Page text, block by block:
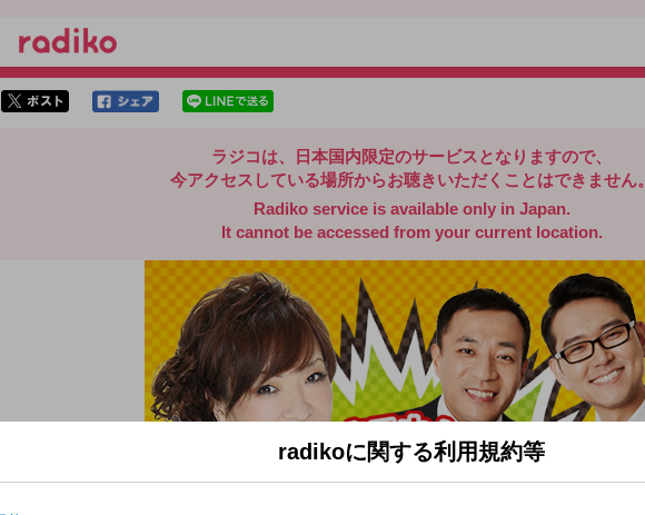
ラジコは、日本国内限定のサービスとなりますので、
今アクセスしている場所からお聴きいただくことはできません。
Radiko service is available only in Japan.
It cannot be accessed from your current location.
radikoに関する利用規約等